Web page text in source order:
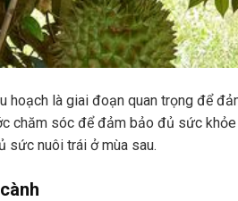
hoạch là giai đoạn quan trọng để
chăm sóc để đảm bảo đủ sức
sức nuôi trái ở mùa sau.